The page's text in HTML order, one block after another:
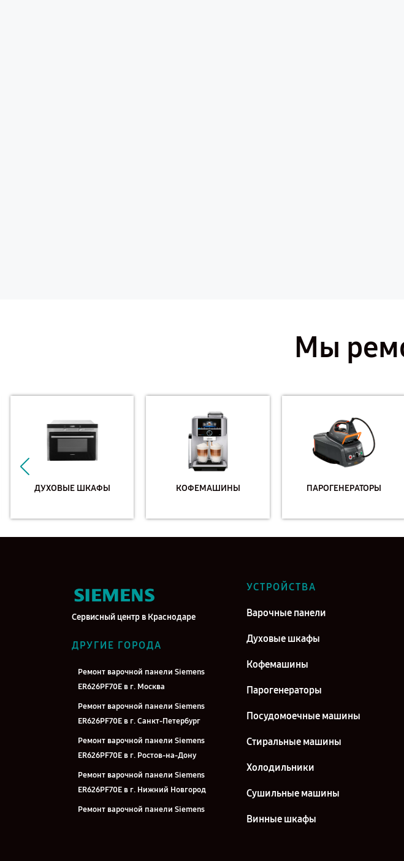
Мы
ДУХОВЫЕ ШКАФЫ КОФЕМАШИНЫ ПАРОГЕНЕРАТОРЫ
Сервисный центр в Краснодаре
ДРУГИЕ ГОРОДА
Ремонт варочной панели Siemens
ER626PF70E в г. Москва
Ремонт варочной панели Siemens
ER626PF70E в г. Санкт-Петербург
Ремонт варочной панели Siemens
ER626PF70E в г. Ростов-на-Дону
Ремонт варочной панели Siemens
ER626PF70E в г. Нижний Новгород
Ремонт варочной панели Siemens
УСТРОЙСТВА
Варочные панели
Духовые шкафы
Кофемашины
Парогенераторы
Посудомоечные машины
Стиральные машины
Холодильники
Сушильные машины
Винные шкафы